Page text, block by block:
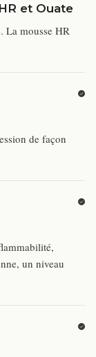
et Ouate
La mousse HR
de façon
un niveau